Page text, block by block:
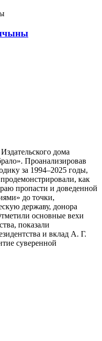
дома
Проанализировав
за 1994–2025 годы,
как
пропасти и доведенной
до точки,
державу, донора
основные вехи
показали
и вклад А. Г.
суверенной